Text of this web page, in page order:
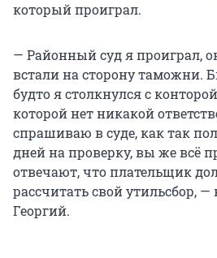
который проиграл.
— Районный суд я проиграл,
встали на сторону таможни.
будто я столкнулся с
которой нет никакой
спрашиваю в суде, как так
дней на проверку, вы же всё
отвечают, что плательщик
рассчитать свой утильсбор,
Георгий.